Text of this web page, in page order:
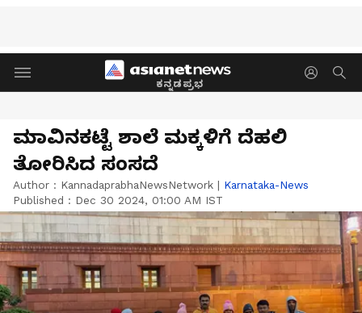
ಕನ್ನಡಪ್ರಭ
ಮಾವಿನಕಟ್ಟೆ ಶಾಲೆ ಮಕ್ಕಳಿಗೆ ದೆಹಲಿ
ತೋರಿಸಿದ ಸಂಸದೆ
Author : KannadaprabhaNewsNetwork | Karnataka-News
Published : Dec 30 2024, 01:00 AM IST